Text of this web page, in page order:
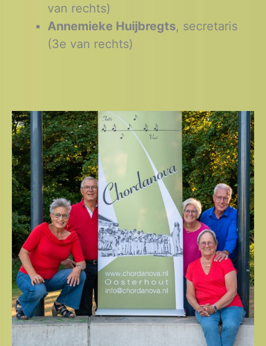
van rechts)
Annemieke Huijbregts, secretaris
(3e van rechts)